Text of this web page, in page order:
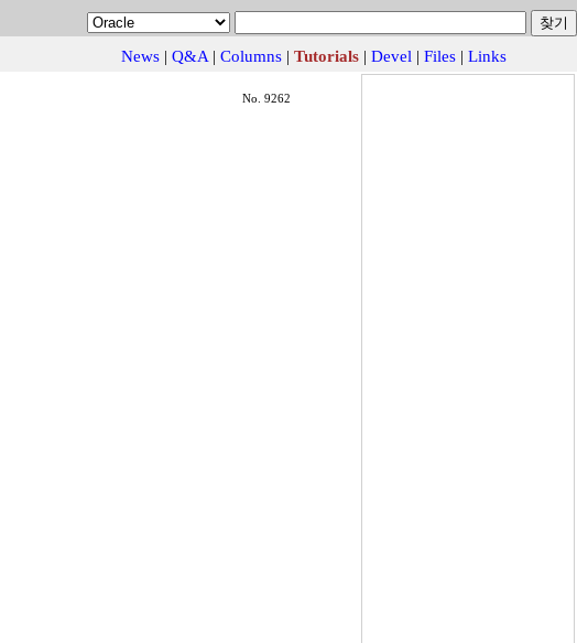
News | Q&A | Columns | Tutorials | Devel | Files | Links
No. 9262